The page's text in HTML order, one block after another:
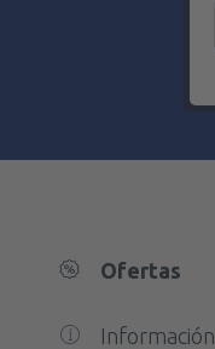
Ofertas
Información